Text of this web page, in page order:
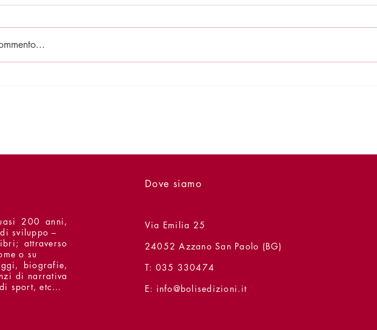
estive
200 anni,
sviluppo –
attraverso
o su
biografie,
di narrativa
sport, etc…
Dove siamo
Via Emilia 25
24052 Azzano San Paolo (BG)
T: 035 330474
E: info@bolisedizioni.it